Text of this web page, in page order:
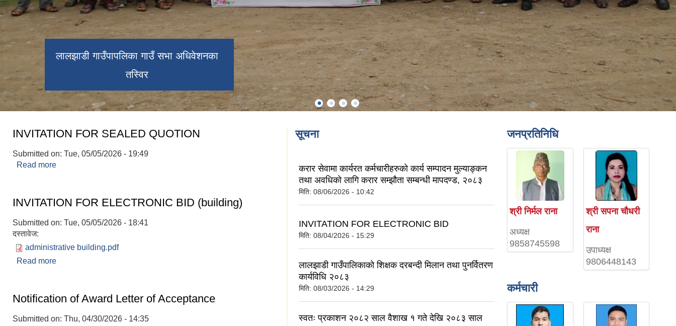
लालझाडी गाउँपापलिका गाउँ सभा अधिवेशनका
तस्विर
अधिवेशनको दोस्रो बैठक तस्विर
INVITATION FOR SEALED QUOTION
Submitted on: Tue, 05/05/2026 - 19:49
Read more
INVITATION FOR ELECTRONIC BID (building)
Submitted on: Tue, 05/05/2026 - 18:41
दस्तावेज:
administrative building.pdf
Read more
Notification of Award Letter of Acceptance
Submitted on: Thu, 04/30/2026 - 14:35
सूचना
करार सेवामा कार्यरत कर्मचारीहरुको कार्य सम्पादन मुल्याङ्कन
तथा अवधिको लागि करार सम्झौता सम्बन्धी मापदण्ड, २०८३
मिति: 08/06/2026 - 10:42
INVITATION FOR ELECTRONIC BID
मिति: 08/04/2026 - 15:29
लालझाडी गाउँपालिकाको शिक्षक दरबन्दी मिलान तथा पुनर्वितरण
कार्यविधि २०८३
मिति: 08/03/2026 - 14:29
स्वतः प्रकाशन २०८२ साल वैशाख १ गते देखि २०८३ साल
जनप्रतिनिधि
श्री निर्मल राना
अध्यक्ष
9858745598
श्री सपना चौधरी
राना
उपाध्यक्ष
9806448143
कर्मचारी